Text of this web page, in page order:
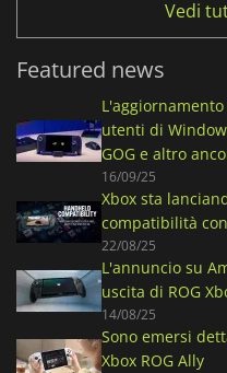
Vedi
Featured news
utenti di
GOG e altro
16/09/25
Xbox sta
compatibilità
22/08/25
L'annuncio su
uscita di ROG
14/08/25
Sono emersi
Xbox ROG Ally